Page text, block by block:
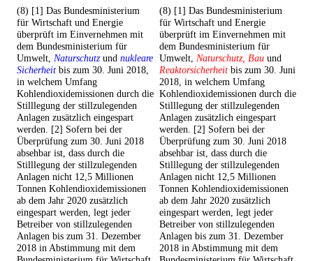
(8) [1] Das Bundesministerium
für Wirtschaft und Energie
überprüft im Einvernehmen mit
dem Bundesministerium für
Umwelt, Naturschutzund nukleare
Sicherheit bis zum 30. Juni 2018,
in welchem Umfang
Kohlendioxidemissionen durch die
Stilllegung der stillzulegenden
Anlagen zusätzlich eingespart
werden. [2] Sofern bei der
Überprüfung zum 30. Juni 2018
absehbar ist, dass durch die
Stilllegung der stillzulegenden
Anlagen nicht 12,5 Millionen
Tonnen Kohlendioxidemissionen
ab dem Jahr 2020 zusätzlich
eingespart werden, legt jeder
Betreiber von stillzulegenden
Anlagen bis zum 31. Dezember
2018 in Abstimmung mit dem
(8) [1] Das Bundesministerium
für Wirtschaft und Energie
überprüft im Einvernehmen mit
dem Bundesministerium für
Umwelt, Naturschutz, Bau und
Reaktorsicherheit bis zum 30. Juni
2018, in welchem Umfang
Kohlendioxidemissionen durch die
Stilllegung der stillzulegenden
Anlagen zusätzlich eingespart
werden. [2] Sofern bei der
Überprüfung zum 30. Juni 2018
absehbar ist, dass durch die
Stilllegung der stillzulegenden
Anlagen nicht 12,5 Millionen
Tonnen Kohlendioxidemissionen
ab dem Jahr 2020 zusätzlich
eingespart werden, legt jeder
Betreiber von stillzulegenden
Anlagen bis zum 31. Dezember
2018 in Abstimmung mit dem